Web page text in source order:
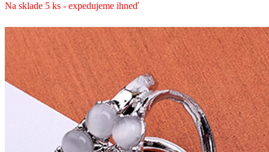
Na sklade 5 ks - expedujeme ihneď